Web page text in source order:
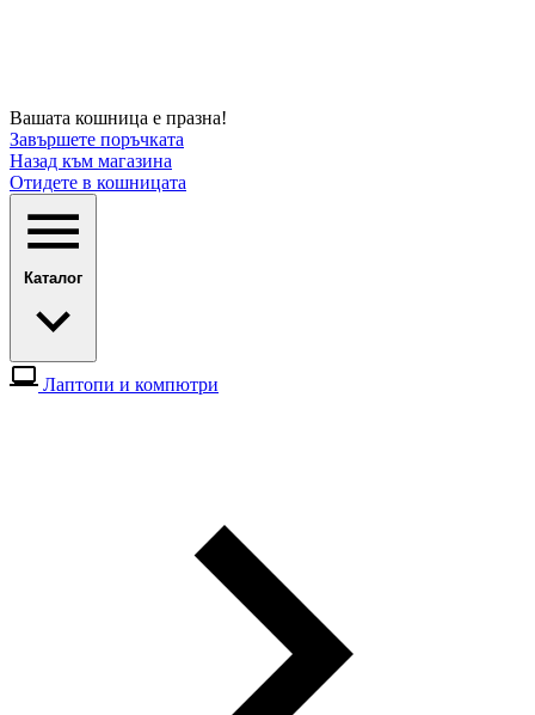
Вашата кошница е празна!
Завършете поръчката
Назад към магазина
Отидете в кошницата
Каталог
Лаптопи и компютри